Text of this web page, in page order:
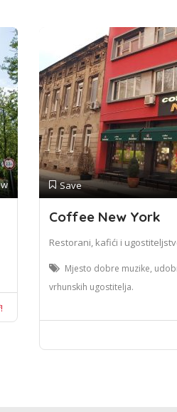
Save
Coffee New York
Restorani, kafići i
Mjesto dobre muzike,
vrhunskih ugostitelja.